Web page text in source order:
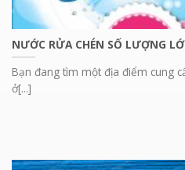
NƯỚC RỬA CHÉN SỐ LƯỢNG
Bạn đang tìm một địa điểm cung
ở[...]